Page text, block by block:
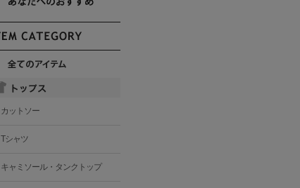
カットソー
Tシャツ
キャミソール・タンクトップ